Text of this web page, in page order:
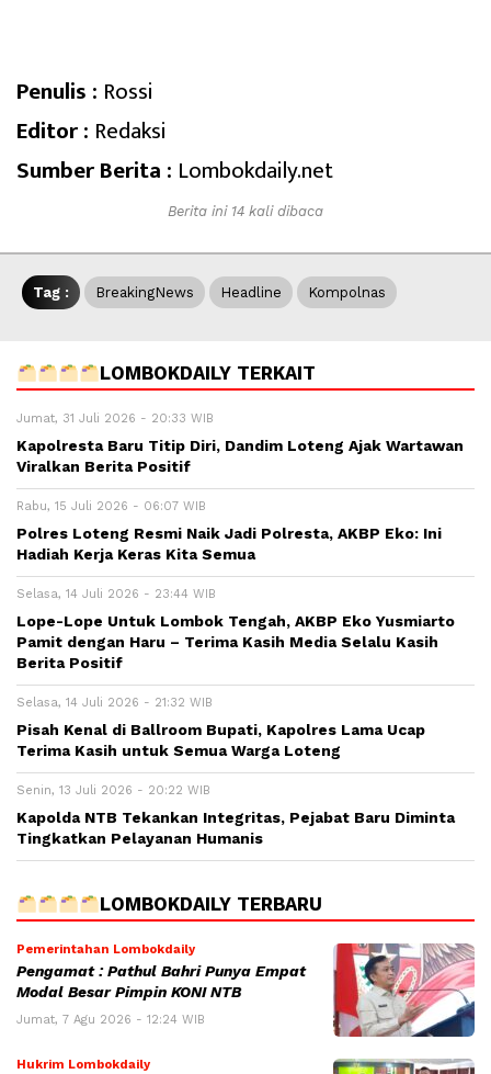
Penulis : Rossi
Editor : Redaksi
Sumber Berita : Lombokdaily.net
Berita ini 14 kali dibaca
Tag : BreakingNews Headline Kompolnas
LOMBOKDAILY TERKAIT
Jumat, 31 Juli 2026 - 20:33 WIB
Kapolresta Baru Titip Diri, Dandim Loteng Ajak Wartawan
Viralkan Berita Positif
Rabu, 15 Juli 2026 - 06:07 WIB
Polres Loteng Resmi Naik Jadi Polresta, AKBP Eko: Ini
Hadiah Kerja Keras Kita Semua
Selasa, 14 Juli 2026 - 23:44 WIB
Lope-Lope Untuk Lombok Tengah, AKBP Eko Yusmiarto
Pamit dengan Haru – Terima Kasih Media Selalu Kasih
Berita Positif
Selasa, 14 Juli 2026 - 21:32 WIB
Pisah Kenal di Ballroom Bupati, Kapolres Lama Ucap
Terima Kasih untuk Semua Warga Loteng
Senin, 13 Juli 2026 - 20:22 WIB
Kapolda NTB Tekankan Integritas, Pejabat Baru Diminta
Tingkatkan Pelayanan Humanis
LOMBOKDAILY TERBARU
Pemerintahan Lombokdaily
Pengamat : Pathul Bahri Punya Empat
Modal Besar Pimpin KONI NTB
Jumat, 7 Agu 2026 - 12:24 WIB
Hukrim Lombokdaily